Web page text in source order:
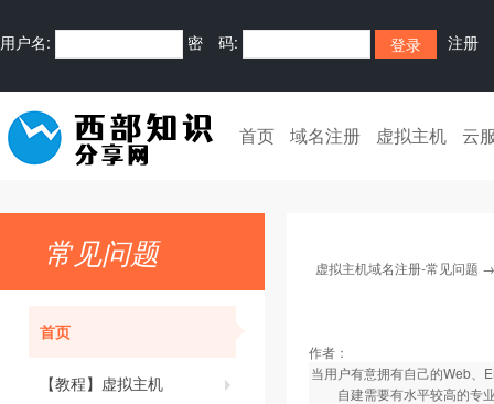
用户名: 密 码: 注册
首页 域名注册 虚拟主机 云
常见问题
首页
【教程】虚拟主机
虚拟主机域名注册-常见问题
作者：
当用户有意拥有自己的Web、
自建需要有水平较高的专业